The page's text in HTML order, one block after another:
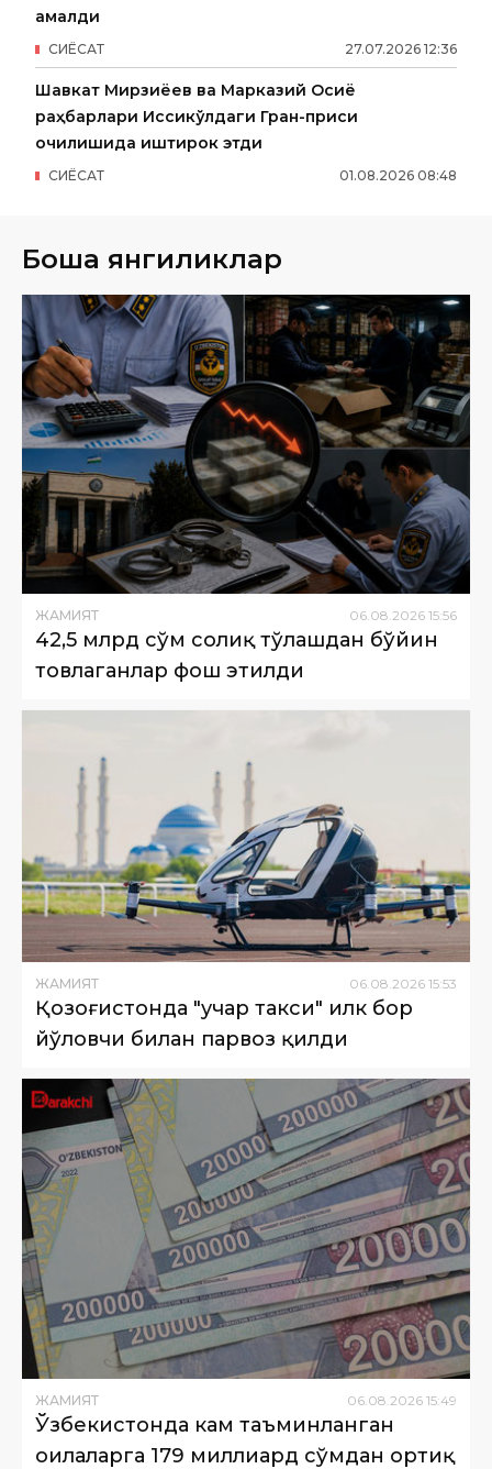
қамалди
27.07.2026 12:36
СИËСАТ
Шавкат Мирзиёев ва Марказий Осиё
раҳбарлари Иссиқкўлдаги Гран-приси
очилишида иштирок этди
01.08.2026 08:48
СИËСАТ
Бошқа янгиликлар
ЖАМИЯТ 06 08 2026 15:56
42,5 млрд сўм солиқ тўлашдан бўйин
товлаганлар фош этилди
ЖАМИЯТ 06.08.2026 15:53
Қозоғистонда "учар такси" илк бор
йўловчи билан парвоз қилди
ЖАМИЯТ 06 08 2026 15:49
Ўзбекистонда кам таъминланган
оилаларга 179 миллиард сўмдан ортиқ